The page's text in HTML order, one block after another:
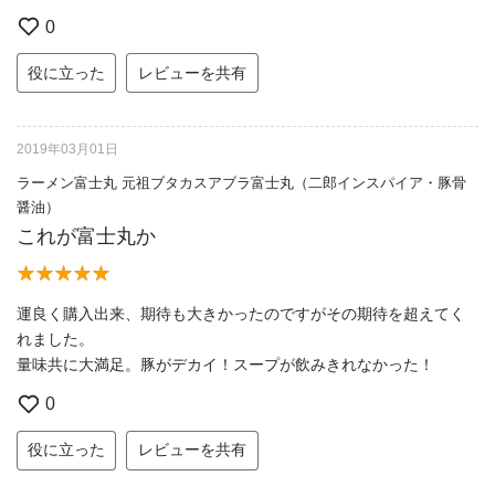
0
役に立った レビューを共有
2019年03月01日
ラーメン富士丸 元祖ブタカスアブラ富士丸（二郎インスパイア・豚骨
醤油）
これが富士丸か
運良く購入出来、期待も大きかったのですがその期待を超えてく
れました。
量味共に大満足。豚がデカイ！スープが飲みきれなかった！
0
役に立った レビューを共有